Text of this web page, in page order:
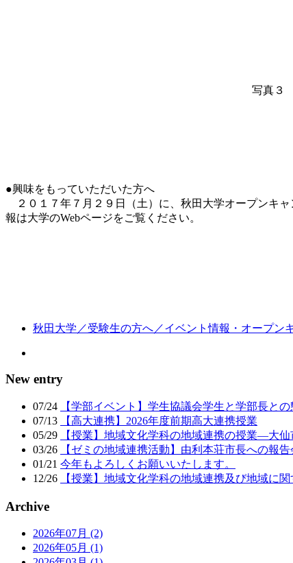
写真３
●興味をもっていただいた方へ
２０１７年７月２９日（土）に、秋田大学オープンキ
報は大学のWebページをご覧ください。
秋田大学／受験生の方へ／イベント情報・オープン
New entry
07/24
【学部イベント】学生協議会学生と学部長との
07/13
【高大連携】2026年度前期高大連携授業
05/29
【授業】地域文化学科の地域連携の授業―大
03/26
【ゼミの地域連携活動】由利本荘市長への報告
01/21 今年もよろしくお願いいたします。
12/26
【授業】地域文化学科の地域連携及び地域に
Archive
2026年07月 (2)
2026年05月 (1)